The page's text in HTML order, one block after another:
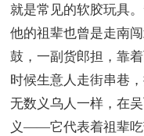
就是常见的软胶玩具
他的祖辈也曾是走南
鼓，一副货郎担，靠
时候生意人走街串巷
无数义乌人一样，在
义——它代表着祖辈吃